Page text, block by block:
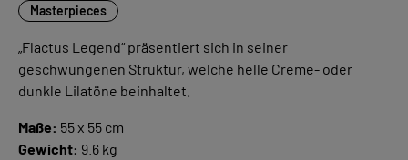
Masterpieces
„Flactus Legend“ präsentiert sich in seiner
geschwungenen Struktur, welche helle Creme- oder
dunkle Lilatöne beinhaltet.
Maße: 55 x 55 cm
Gewicht: 9.6 kg